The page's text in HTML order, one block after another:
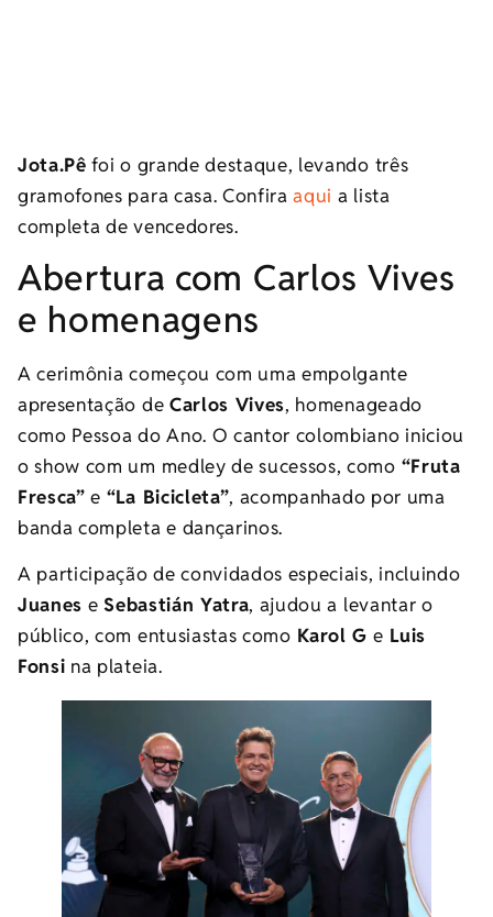
Jota.Pê foi o grande destaque, levando três
gramofones para casa. Confiraaqui a lista
completa de vencedores.
Abertura com Carlos Vives
e homenagens
A cerimônia começou com uma empolgante
apresentação de Carlos Vives, homenageado
como Pessoa do Ano. O cantor colombiano iniciou
o show com um medley de sucessos, como “Fruta
Fresca” e “La Bicicleta”, acompanhado por uma
banda completa e dançarinos.
A participação de convidados especiais, incluindo
Juanes eSebastián Yatra, ajudou a levantar o
público, com entusiastas como Karol G e Luis
Fonsi na plateia.